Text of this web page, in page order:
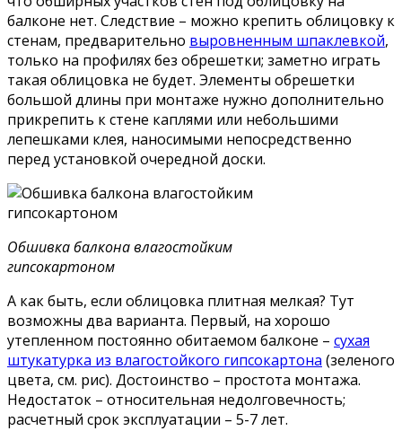
балконе нет. Следствие – можно крепить облицовку к
стенам, предварительно выровненным шпаклевкой,
только на профилях без обрешетки; заметно играть
такая облицовка не будет. Элементы обрешетки
большой длины при монтаже нужно дополнительно
прикрепить к стене каплями или небольшими
лепешками клея, наносимыми непосредственно
перед установкой очередной доски.
Обшивка балкона влагостойким
гипсокартоном
А как быть, если облицовка плитная мелкая? Тут
возможны два варианта. Первый, на хорошо
утепленном постоянно обитаемом балконе – сухая
штукатурка из влагостойкого гипсокартона (зеленого
цвета, см. рис). Достоинство – простота монтажа.
Недостаток – относительная недолговечность;
расчетный срок эксплуатации – 5-7 лет.